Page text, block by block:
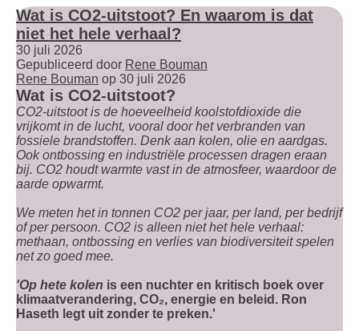
Wat is CO2-uitstoot? En waarom is dat
niet het hele verhaal?
30 juli 2026
Gepubliceerd door Rene Bouman
Rene Bouman op 30 juli 2026
Wat is CO2-uitstoot?
CO2-uitstoot is de hoeveelheid koolstofdioxide die
vrijkomt in de lucht, vooral door het verbranden van
fossiele brandstoffen. Denk aan kolen, olie en aardgas.
Ook ontbossing en industriële processen dragen eraan
bij. CO2 houdt warmte vast in de atmosfeer, waardoor de
aarde opwarmt.
We meten het in tonnen CO2 per jaar, per land, per bedrijf
of per persoon. CO2 is alleen niet het hele verhaal:
methaan, ontbossing en verlies van biodiversiteit spelen
net zo goed mee.
'Op hete kolen is een nuchter en kritisch boek over
klimaatverandering, CO₂, energie en beleid. Ron
Haseth legt uit zonder te preken.'